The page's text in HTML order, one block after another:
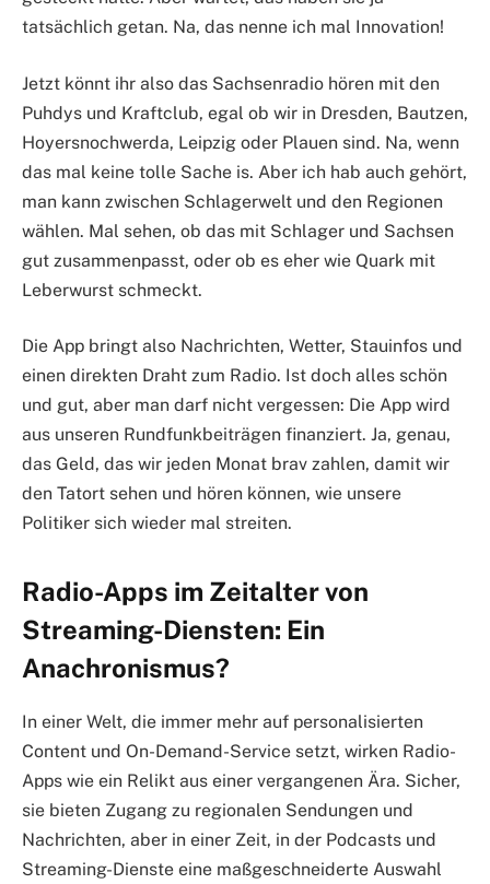
tatsächlich getan. Na, das nenne ich mal Innovation!
Jetzt könnt ihr also das Sachsenradio hören mit den
Puhdys und Kraftclub, egal ob wir in Dresden, Bautzen,
Hoyersnochwerda, Leipzig oder Plauen sind. Na, wenn
das mal keine tolle Sache is. Aber ich hab auch gehört,
man kann zwischen Schlagerwelt und den Regionen
wählen. Mal sehen, ob das mit Schlager und Sachsen
gut zusammenpasst, oder ob es eher wie Quark mit
Leberwurst schmeckt.
Die App bringt also Nachrichten, Wetter, Stauinfos und
einen direkten Draht zum Radio. Ist doch alles schön
und gut, aber man darf nicht vergessen: Die App wird
aus unseren Rundfunkbeiträgen finanziert. Ja, genau,
das Geld, das wir jeden Monat brav zahlen, damit wir
den Tatort sehen und hören können, wie unsere
Politiker sich wieder mal streiten.
Radio-Apps im Zeitalter von
Streaming-Diensten: Ein
Anachronismus?
In einer Welt, die immer mehr auf personalisierten
Content und On-Demand-Service setzt, wirken Radio-
Apps wie ein Relikt aus einer vergangenen Ära. Sicher,
sie bieten Zugang zu regionalen Sendungen und
Nachrichten, aber in einer Zeit, in der Podcasts und
Streaming-Dienste eine maßgeschneiderte Auswahl